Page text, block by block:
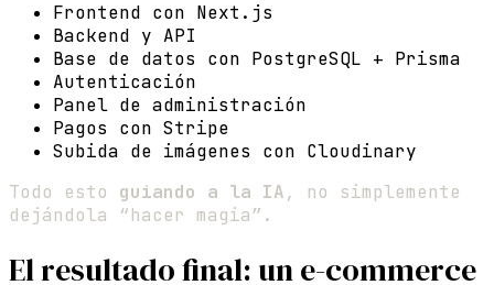
Frontend con Next.js
Backend y API
Base de datos con PostgreSQL + Prisma
Autenticación
Panel de administración
Pagos con Stripe
Subida de imágenes con Cloudinary
Todo esto guiando a la IA, no simplemente
dejándola “hacer magia”.
El resultado final: un e-commerce